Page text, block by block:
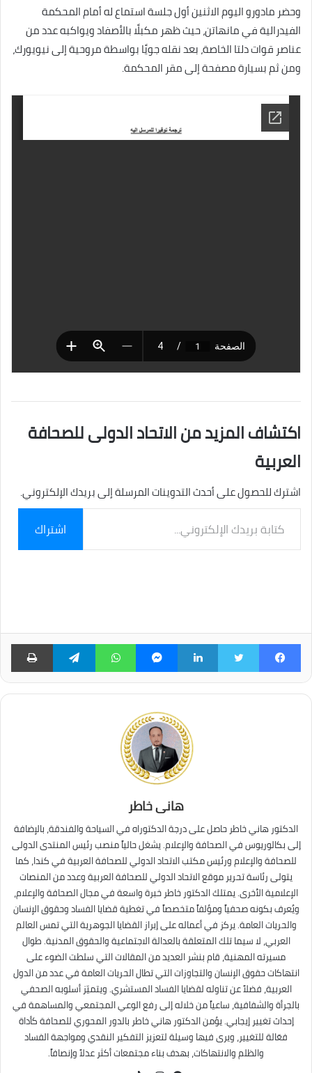
وحضر مادورو اليوم الاثنين أول جلسة استماع له أمام المحكمة
الفيدرالية في مانهاتن، حيث ظهر مكبلًا بالأصفاد ويواكبه عدد من
عناصر قوات دلتا الخاصة، بعد نقله جويًا بواسطة مروحية إلى نيويورك،
ومن ثم بسيارة مصفحة إلى مقر المحكمة.
اكتشاف المزيد من الاتحاد الدولى للصحافة
العربية
اشترك للحصول على أحدث التدوينات المرسلة إلى بريدك الإلكتروني.
بريدك
الإلكتروني...
اشتراك
فيسبوك لينكدإن ماسنجر واتساب تيلقرام
هانى خاطر
الدكتور هاني خاطر حاصل على درجة الدكتوراه في السياحة والفندقة، بالإضافة
إلى بكالوريوس في الصحافة والإعلام. يشغل حالياً منصب رئيس المنتدى الدولى
للصحافة والإعلام ورئيس مكتب الاتحاد الدولي للصحافة العربية في كندا، كما
يتولى رئاسة تحرير موقع الاتحاد الدولي للصحافة العربية وعدد من المنصات
الإعلامية الأخرى. يمتلك الدكتور خاطر خبرة واسعة في مجال الصحافة والإعلام،
ويُعرف بكونه صحفياً ومؤلفاً متخصصاً في تغطية قضايا الفساد وحقوق الإنسان
والحريات العامة. يركز في أعماله على إبراز القضايا الجوهرية التي تمس العالم
العربي، لا سيما تلك المتعلقة بالعدالة الاجتماعية والحقوق المدنية. طوال
مسيرته المهنية، قام بنشر العديد من المقالات التي سلطت الضوء على
انتهاكات حقوق الإنسان والتجاوزات التي تطال الحريات العامة في عدد من الدول
العربية، فضلاً عن تناوله لقضايا الفساد المستشري. ويتميّز أسلوبه الصحفي
بالجرأة والشفافية، ساعياً من خلاله إلى رفع الوعي المجتمعي والمساهمة في
إحداث تغيير إيجابي. يؤمن الدكتور هاني خاطر بالدور المحوري للصحافة كأداة
فعّالة للتغيير، ويرى فيها وسيلة لتعزيز التفكير النقدي ومواجهة الفساد
والظلم والانتهاكات، بهدف بناء مجتمعات أكثر عدلاً وإنصافاً.